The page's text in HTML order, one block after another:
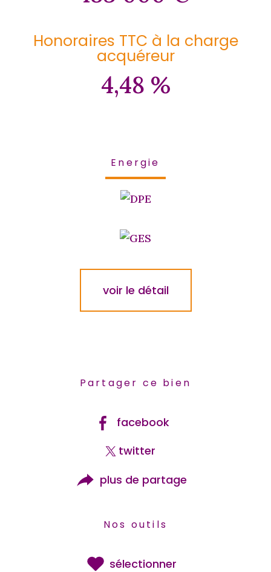
Honoraires TTC à la charge
acquéreur
4,48 %
Energie
voir le détail
Partager ce bien
facebook
twitter
plus de partage
Nos outils
sélectionner